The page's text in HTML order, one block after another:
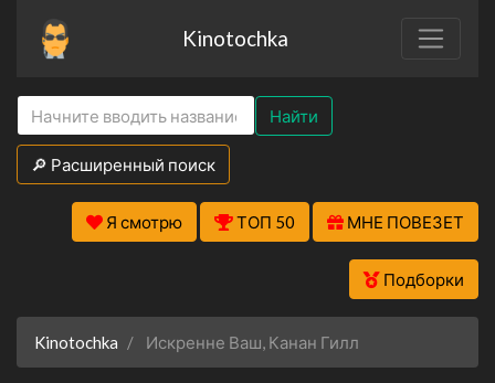
Kinotochka
Найти
🔎 Расширенный поиск
Я смотрю ТОП 50 МНЕ ПОВЕЗЕТ
Подборки
Kinotochka Искренне Ваш, Канан Гилл